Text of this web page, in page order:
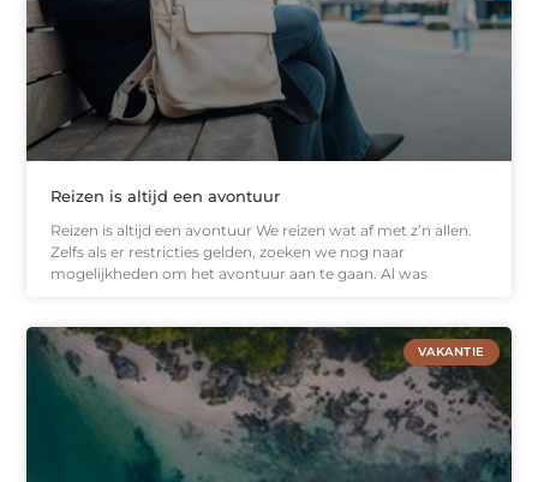
Reizen is altijd een avontuur
Reizen is altijd een avontuur We reizen wat af met z’n allen.
Zelfs als er restricties gelden, zoeken we nog naar
mogelijkheden om het avontuur aan te gaan. Al was
VAKANTIE